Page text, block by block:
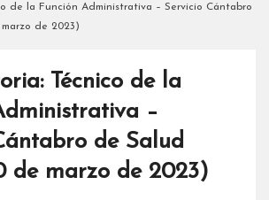
de la Función Administrativa – Servicio Cántabro
de 2023)
Técnico de la
–
de Salud
de marzo de 2023)